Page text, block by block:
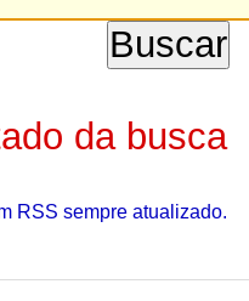
da busca
RSS sempre atualizado.